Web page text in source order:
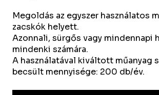
Megoldás az egyszer használatos
zacskók helyett.
Azonnali, sürgős vagy mindennapi
mindenki számára.
A használatával kiváltott műanyag
becsült mennyisége: 200 db/év.